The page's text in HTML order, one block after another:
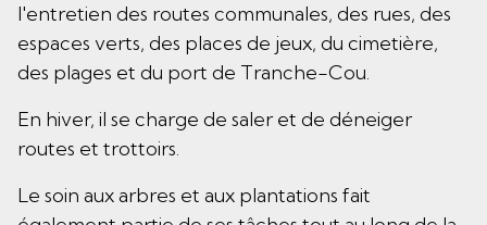
l'entretien des routes communales, des rues, des
espaces verts, des places de jeux, du cimetière,
des plages et du port de Tranche-Cou.
En hiver, il se charge de saler et de déneiger
routes et trottoirs.
Le soin aux arbres et aux plantations fait